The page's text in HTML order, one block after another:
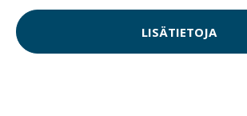
LISÄTIETOJA